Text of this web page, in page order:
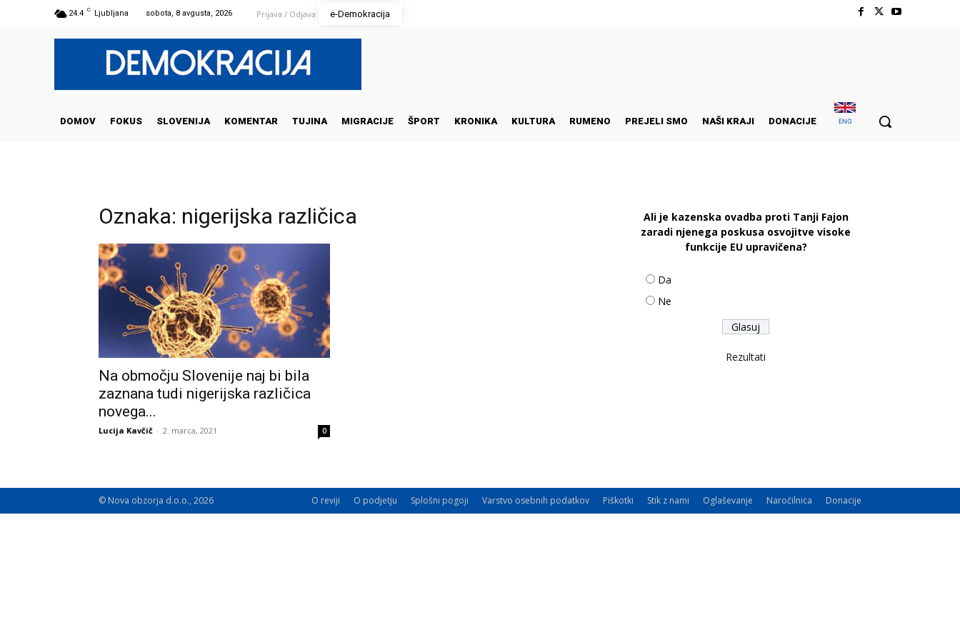
24.4 C Ljubljana sobota, 8 avgusta, 2026 Prijava / Odjava e-Demokracija
DOMOV FOKUS SLOVENIJA KOMENTAR TUJINA MIGRACIJE ŠPORT KRONIKA KULTURA RUMENO PREJELI SMO NAŠI KRAJI DONACIJE ENG
Oznaka: nigerijska različica
Na območju Slovenije naj bi bila
zaznana tudi nigerijska različica
novega...
Lucija Kavčič - 2. marca, 2021 0
Ali je kazenska ovadba proti Tanji Fajon
zaradi njenega poskusa osvojitve visoke
funkcije EU upravičena?
Da
Ne
Rezultati
O reviji O podjetju Splošni pogoji Varstvo osebnih podatkov Piškotki Stik z nami Oglaševanje Naročilnica Donacije
© Nova obzorja d.o.o., 2026